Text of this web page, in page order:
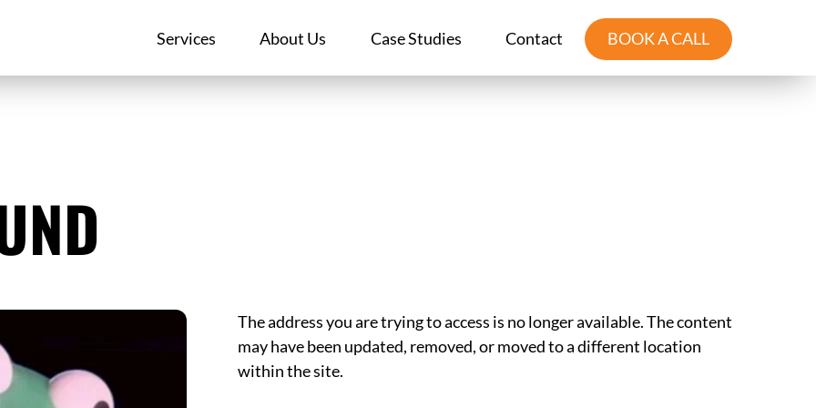
Services About Us Case Studies Contact BOOK A CALL
The address you are trying to access is no longer available. The content
may have been updated, removed, or moved to a different location
within the site.